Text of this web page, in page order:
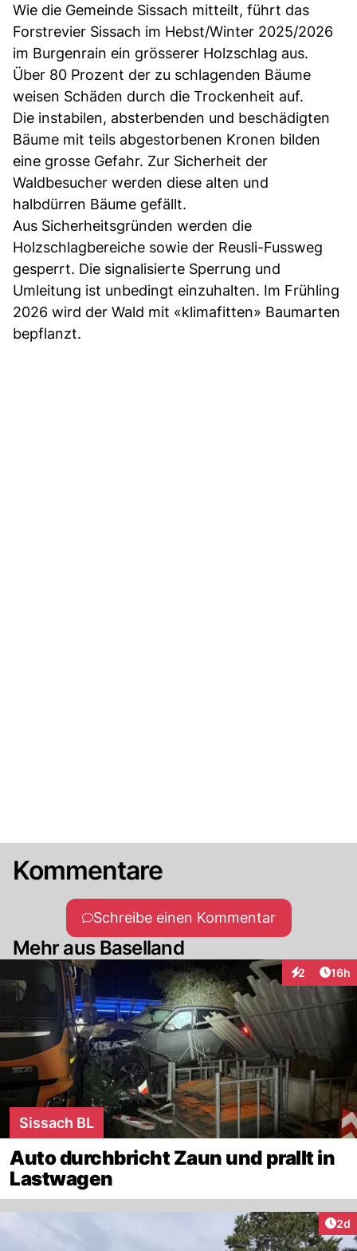
Wie die Gemeinde Sissach mitteilt, führt das
Forstrevier Sissach im Hebst/Winter 2025/2026
im Burgenrain ein grösserer Holzschlag aus.
Über 80 Prozent der zu schlagenden Bäume
weisen Schäden durch die Trockenheit auf.
Die instabilen, absterbenden und beschädigten
Bäume mit teils abgestorbenen Kronen bilden
eine grosse Gefahr. Zur Sicherheit der
Waldbesucher werden diese alten und
halbdürren Bäume gefällt.
Aus Sicherheitsgründen werden die
Holzschlagbereiche sowie der Reusli-Fussweg
gesperrt. Die signalisierte Sperrung und
Umleitung ist unbedingt einzuhalten. Im Frühling
2026 wird der Wald mit «klimafitten» Baumarten
bepflanzt.
Kommentare
Schreibe einen Kommentar
Mehr aus Baselland
2
Interaktionen
16h
Sissach BL
Auto durchbricht Zaun und prallt in
Lastwagen
2d